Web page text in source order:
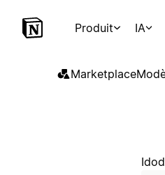
Produit IA
Marketplace